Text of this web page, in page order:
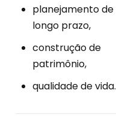
planejamento de
longo prazo,
construção de
patrimônio,
qualidade de vida.